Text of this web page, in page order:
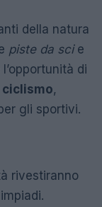
della natura
piste da scie
di
ciclismo,
gli sportivi.
rivestiranno